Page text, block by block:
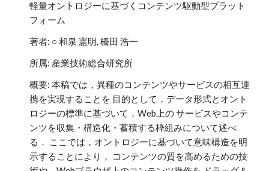
軽量オントロジーに基づくコンテンツ駆動型プラット
フォーム
著者: ○ 和泉 憲明, 橋田 浩一
所属: 産業技術総合研究所
概要: 本稿では，異種のコンテンツやサービスの相互連
携を実現することを 目的として，データ形式とオント
ロジーの標準に基づいて，Web上の サービスやコンテ
ンツを収集・構造化・蓄積する枠組みについて述べ
る． ここでは，オントロジーに基づいて意味構造を明
示することにより， コンテンツの質を高めるための技